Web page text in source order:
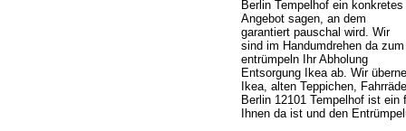
Berlin Tempelhof ein konkretes
Angebot sagen, an dem
garantiert pauschal wird. Wir
sind im Handumdrehen da zum
entrümpeln Ihr Abholung
Entsorgung Ikea ab. Wir
Ikea, alten Teppichen,
Berlin 12101 Tempelhof ist
Ihnen da ist und den